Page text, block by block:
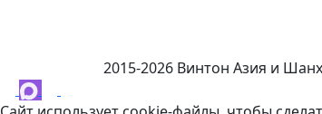
2015-2026 Винтон Азия и